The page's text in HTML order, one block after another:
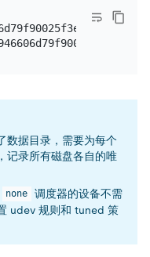
数据目录，需要为每个
记录所有磁盘各自的唯
none
调度器的设备不需
udev 规则和 tuned 策